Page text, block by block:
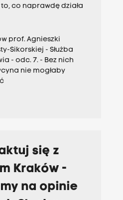
to, co naprawdę działa
prof. Agnieszki
Sikorskiej - Służba
- odc. 7. - Bez nich
nie mogłaby
się z
Kraków -
na opinie